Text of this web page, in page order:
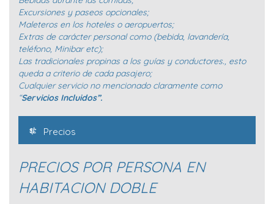
Excursiones y paseos opcionales;
Maleteros en los hoteles o aeropuertos;
Extras de carácter personal como (bebida, lavandería,
teléfono, Minibar etc);
Las tradicionales propinas a los guías y conductores., esto
queda a criterio de cada pasajero;
Cualquier servicio no mencionado claramente como
“Servicios Incluidos”.
Precios
PRECIOS POR PERSONA EN
HABITACION DOBLE